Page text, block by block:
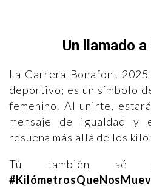
Un llamado
La Carrera Bonafont
deportivo; es un símbolo
femenino. Al unirte,
mensaje de igualdad y
resuena más allá de los
Tú también sé